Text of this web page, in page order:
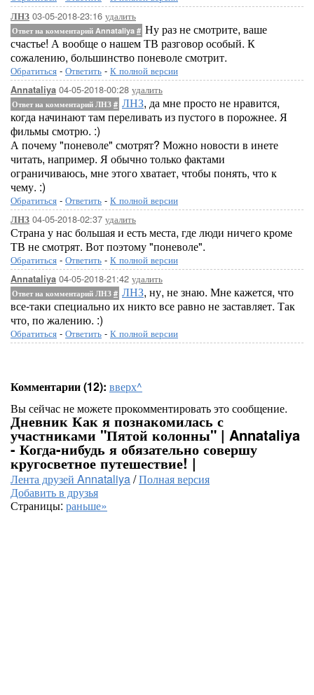
ЛНЗ 03-05-2018-23:16 удалить
Ответ на комментарий Annataliya # Ну раз не смотрите, ваше
счастье! А вообще о нашем ТВ разговор особый. К
сожалению, большинство поневоле смотрит.
Обратиться - Ответить - К полной версии
Annataliya 04-05-2018-00:28 удалить
Ответ на комментарий ЛНЗ # ЛНЗ, да мне просто не нравится,
когда начинают там переливать из пустого в порожнее. Я
фильмы смотрю. :)
А почему "поневоле" смотрят? Можно новости в инете
читать, например. Я обычно только фактами
ограничиваюсь, мне этого хватает, чтобы понять, что к
чему. :)
Обратиться - Ответить - К полной версии
ЛНЗ 04-05-2018-02:37 удалить
Страна у нас большая и есть места, где люди ничего кроме
ТВ не смотрят. Вот поэтому "поневоле".
Обратиться - Ответить - К полной версии
Annataliya 04-05-2018-21:42 удалить
Ответ на комментарий ЛНЗ # ЛНЗ, ну, не знаю. Мне кажется, что
все-таки специально их никто все равно не заставляет. Так
что, по жалению. :)
Обратиться - Ответить - К полной версии
Комментарии (12): вверх^
Вы сейчас не можете прокомментировать это сообщение.
Дневник Как я познакомилась с
участниками "Пятой колонны" | Annataliya
- Когда-нибудь я обязательно совершу
кругосветное путешествие! |
Лента друзей Annataliya/Полная версия
Добавить в друзья
Страницы: раньше»